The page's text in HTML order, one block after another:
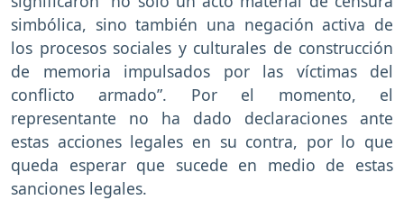
simbólica, sino también una negación activa de
los procesos sociales y culturales de construcción
de memoria impulsados por las víctimas del
conflicto armado”. Por el momento, el
representante no ha dado declaraciones ante
estas acciones legales en su contra, por lo que
queda esperar que sucede en medio de estas
sanciones legales.